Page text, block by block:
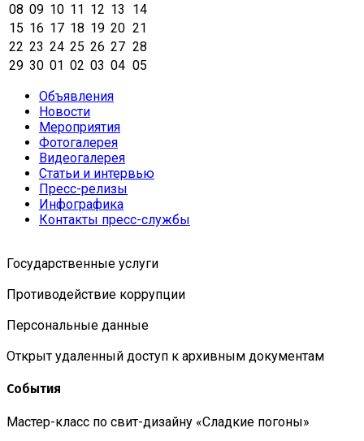
08 09 10 11 12 13
14
15 16 17 18 19 20 21
22 23 24 25 26 27 28
29 30 01 02 03 04 05
Объявления
Новости
Мероприятия
Фотогалерея
Видеогалерея
Статьи и интервью
Пресс-релизы
Инфографика
Контакты пресс-службы
Государственные услуги
Противодействие коррупции
Персональные данные
Открыт удаленный доступ к архивным документам
События
Мастер-класс по свит-дизайну «Сладкие погоны»